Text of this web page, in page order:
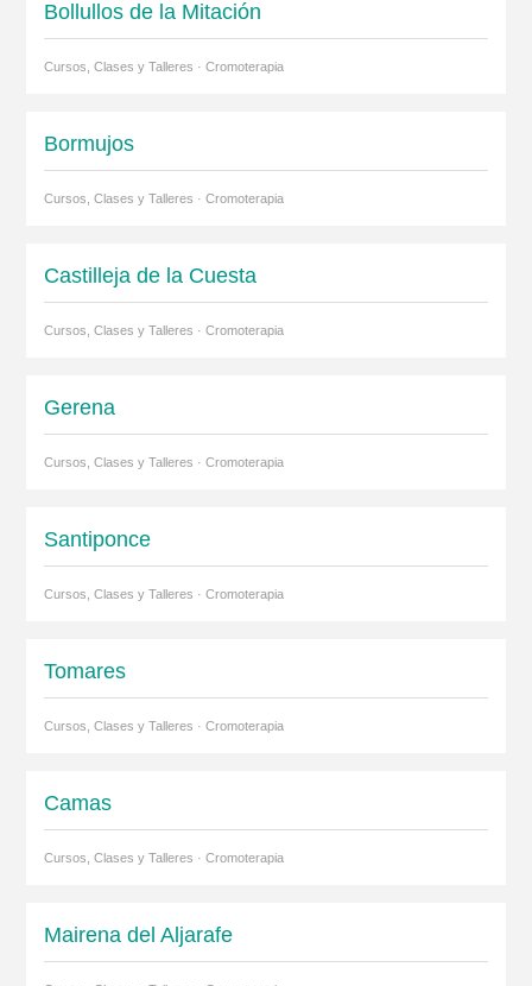
Bollullos de la Mitación
Cursos, Clases y Talleres · Cromoterapia
Bormujos
Cursos, Clases y Talleres · Cromoterapia
Castilleja de la Cuesta
Cursos, Clases y Talleres · Cromoterapia
Gerena
Cursos, Clases y Talleres · Cromoterapia
Santiponce
Cursos, Clases y Talleres · Cromoterapia
Tomares
Cursos, Clases y Talleres · Cromoterapia
Camas
Cursos, Clases y Talleres · Cromoterapia
Mairena del Aljarafe